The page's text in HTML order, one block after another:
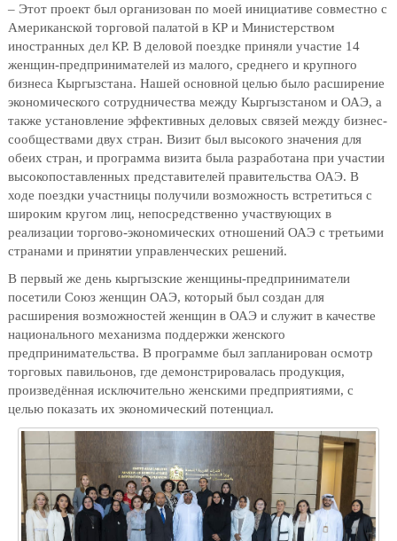
– Этот проект был организован по моей инициативе совместно с
Американской торговой палатой в КР и Министерством
иностранных дел КР. В деловой поездке приняли участие 14
женщин-предпринимателей из малого, среднего и крупного
бизнеса Кыргызстана. Нашей основной целью было расширение
экономического сотрудничества между Кыргызстаном и ОАЭ, а
также установление эффективных деловых связей между бизнес-
сообществами двух стран. Визит был высокого значения для
обеих стран, и программа визита была разработана при участии
высокопоставленных представителей правительства ОАЭ. В
ходе поездки участницы получили возможность встретиться с
широким кругом лиц, непосредственно участвующих в
реализации торгово-экономических отношений ОАЭ с третьими
странами и принятии управленческих решений.
В первый же день кыргызские женщины-предприниматели
посетили Союз женщин ОАЭ, который был создан для
расширения возможностей женщин в ОАЭ и служит в качестве
национального механизма поддержки женского
предпринимательства. В программе был запланирован осмотр
торговых павильонов, где демонстрировалась продукция,
произведённая исключительно женскими предприятиями, с
целью показать их экономический потенциал.